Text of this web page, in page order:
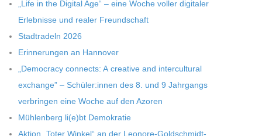
„Life in the Digi­tal Age“ – eine Woche vol­ler digi­ta­ler
Erleb­nisse und rea­ler Freundschaft
Stadt­ra­deln 2026
Erin­ne­run­gen an Hannover
„Demo­cracy con­nects: A crea­tive and inter­cul­tu­ral
exch­ange” – Schüler:innen des 8. und 9 Jahr­gangs
ver­brin­gen eine Woche auf den Azoren
Müh­len­berg li(e)bt Demokratie
Aktion „Toter Win­kel“ an der Leonore-Goldschmidt-